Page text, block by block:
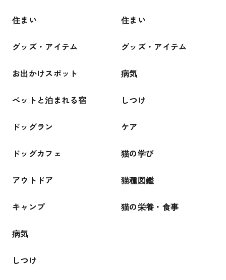
住まい
グッズ・アイテム
お出かけスポット
ペットと泊まれる宿
ドッグラン
ドッグカフェ
アウトドア
キャンプ
病気
しつけ
住まい
グッズ・アイテム
病気
しつけ
ケア
猫の学び
猫種図鑑
猫の栄養・食事